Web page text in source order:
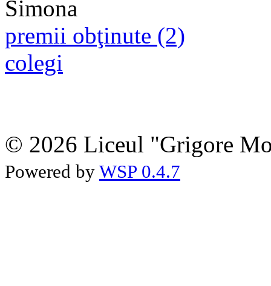
premii obţinute (2)
colegi
© 2026 Liceul "Grigore
Powered by WSP 0.4.7